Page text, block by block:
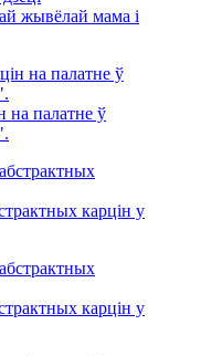
жывёлай мама і
на палатне ў
карцін у
карцін у